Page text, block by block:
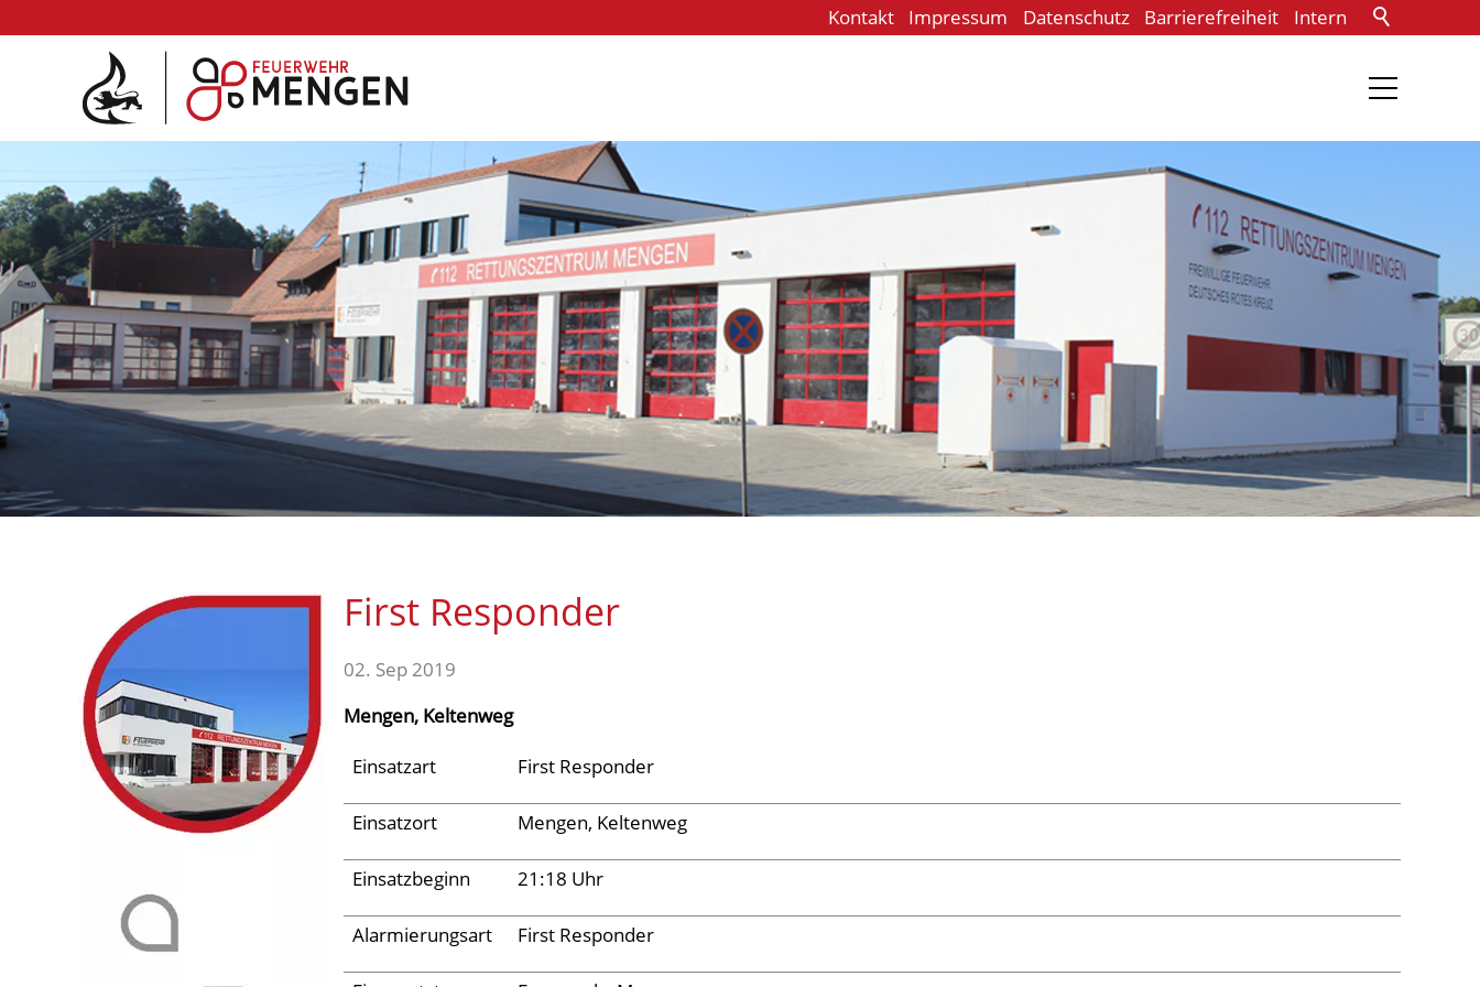
Kontakt Impressum Datenschutz Barrierefreiheit Intern
Die Feuerwehr
Abteilungen & Fachdienste
Fahrzeuge
Einsätze
Links
First Responder
02. Sep 2019
Mengen, Keltenweg
Einsatzart
First Responder
Einsatzort Mengen, Keltenweg
Einsatzbeginn 21:18 Uhr
Alarmierungsart First Responder